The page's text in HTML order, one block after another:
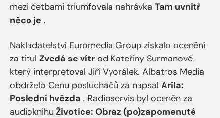
mezi četbami triumfovala nahrávka Tam uvnitř
něco je ​.
Nakladatelství Euromedia Group získalo ocenění
za titul Zvedá se vítr od Kateřiny Surmanové,
který interpretoval Jiří Vyorálek. Albatros Media
obdrželo Cenu posluchačů za napsal Arila:
Poslední hvězda . Radioservis byl oceněn za
audioknihu Životice: Obraz (po)zapomenuté